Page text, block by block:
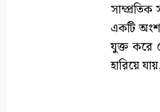
একটি
যুক্ত করে
হারিয়ে